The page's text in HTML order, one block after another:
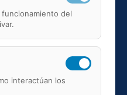
12, 28027, Madrid
del
interactúan los